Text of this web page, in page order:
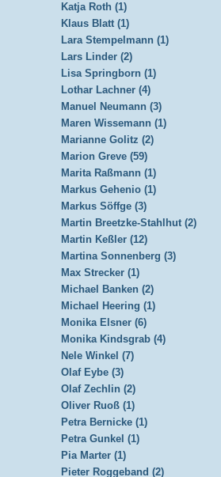
Katja Roth (1)
Klaus Blatt (1)
Lara Stempelmann (1)
Lars Linder (2)
Lisa Springborn (1)
Lothar Lachner (4)
Manuel Neumann (3)
Maren Wissemann (1)
Marianne Golitz (2)
Marion Greve (59)
Marita Raßmann (1)
Markus Gehenio (1)
Markus Söffge (3)
Martin Breetzke-Stahlhut (2)
Martin Keßler (12)
Martina Sonnenberg (3)
Max Strecker (1)
Michael Banken (2)
Michael Heering (1)
Monika Elsner (6)
Monika Kindsgrab (4)
Nele Winkel (7)
Olaf Eybe (3)
Olaf Zechlin (2)
Oliver Ruoß (1)
Petra Bernicke (1)
Petra Gunkel (1)
Pia Marter (1)
Pieter Roggeband (2)